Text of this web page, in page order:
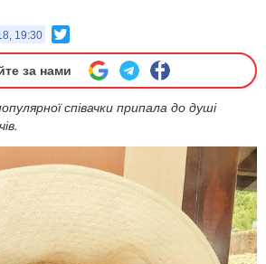
19:30
за нами
співачки припала до душі